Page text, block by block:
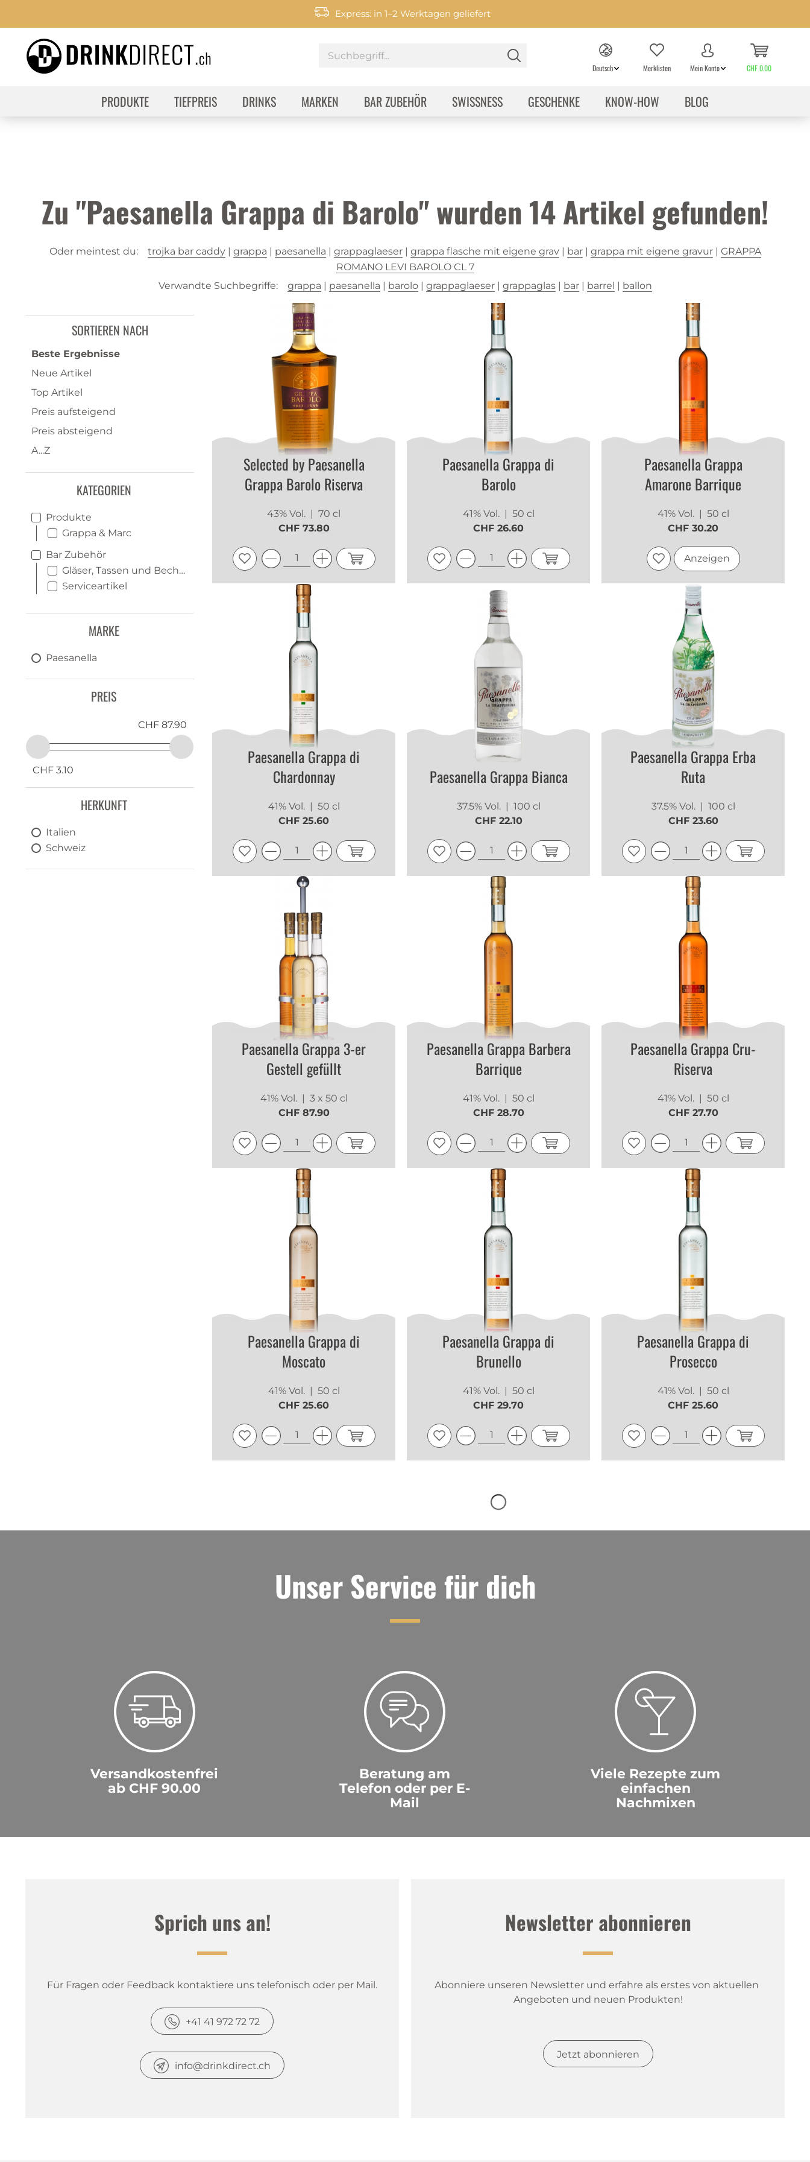
Express: in 1–2 Werktagen geliefert
Deutsch Merklisten Mein Konto CHF 0.00
PRODUKTE TIEFPREIS DRINKS MARKEN BAR ZUBEHÖR SWISSNESS GESCHENKE KNOW-HOW BLOG
Zu "Paesanella Grappa di Barolo" wurden 14Artikel gefunden!
Oder meintest du: trojka bar caddy| grappa | paesanella | grappaglaeser| grappa flasche mit eigene grav| bar| grappa mit eigene gravur| GRAPPA
ROMANO LEVI BAROLO CL 7
Verwandte Suchbegriffe:
grappa | paesanella | barolo| grappaglaeser| grappaglas| bar| barrel | ballon
SORTIEREN NACH
Beste Ergebnisse
Neue Artikel
Top Artikel
Preis aufsteigend
Preis absteigend
A...Z
KATEGORIEN
Produkte
Grappa & Marc
Bar Zubehör
Gläser, Tassen und Becher
Serviceartikel
MARKE
Paesanella
PREIS
CHF 3.10
CHF 87.90
HERKUNFT
Italien
Schweiz
Selected by Paesanella
Grappa Barolo Riserva
43% Vol.
| 70 cl
CHF 73.80
Paesanella Grappa di
Barolo
41% Vol.
| 50 cl
CHF 26.60
Paesanella Grappa
Amarone Barrique
41% Vol.
| 50 cl
CHF 30.20
Anzeigen
Paesanella Grappa di
Chardonnay
41% Vol. | 50 cl
CHF 25.60
Paesanella Grappa Bianca
37.5% Vol. | 100 cl
CHF 22.10
Paesanella Grappa Erba
Ruta
37.5% Vol. | 100 cl
CHF 23.60
Paesanella Grappa 3-er
Gestell gefüllt
41% Vol. | 3 x 50 cl
CHF 87.90
Paesanella Grappa Barbera
Barrique
41% Vol. | 50 cl
CHF 28.70
Paesanella Grappa Cru-
Riserva
41% Vol. | 50 cl
CHF 27.70
Paesanella Grappa di
Moscato
41% Vol. | 50 cl
CHF 25.60
Paesanella Grappa di
Brunello
41% Vol. | 50 cl
CHF 29.70
Paesanella Grappa di
Prosecco
41% Vol. | 50 cl
CHF 25.60
Unser Service für dich
Versandkostenfrei
ab CHF 90.00
Beratung am
Telefon oder per E-
Mail
Viele Rezepte zum
einfachen
Nachmixen
Sprich uns an!
Für Fragen oder Feedback kontaktiere uns telefonisch oder per Mail.
+41 41 972 72 72
info@drinkdirect.ch
Newsletter abonnieren
Abonniere unseren Newsletter und erfahre als erstes von aktuellen
Angeboten und neuen Produkten!
Jetzt abonnieren